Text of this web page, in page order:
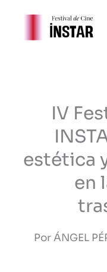
contenido
IV
estética
en
Por ÁNGEL